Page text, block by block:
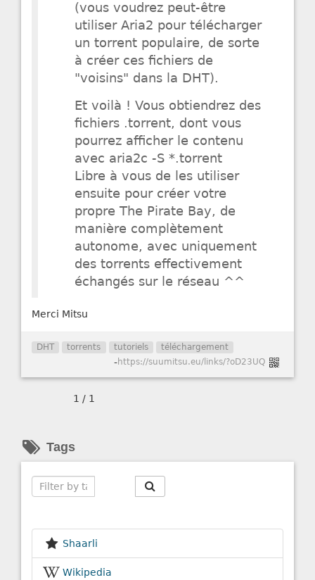
(vous voudrez peut-être
utiliser Aria2 pour télécharger
un torrent populaire, de sorte
à créer ces fichiers de
"voisins" dans la DHT).
Et voilà ! Vous obtiendrez des
fichiers .torrent, dont vous
pourrez afficher le contenu
avec aria2c -S *.torrent
Libre à vous de les utiliser
ensuite pour créer votre
propre The Pirate Bay, de
manière complètement
autonome, avec uniquement
des torrents effectivement
échangés sur le réseau ^^
Merci Mitsu
DHT torrents tutoriels téléchargement
-https://suumitsu.eu/links/?oD23UQ
1 / 1
Tags
Shaarli
Wikipedia